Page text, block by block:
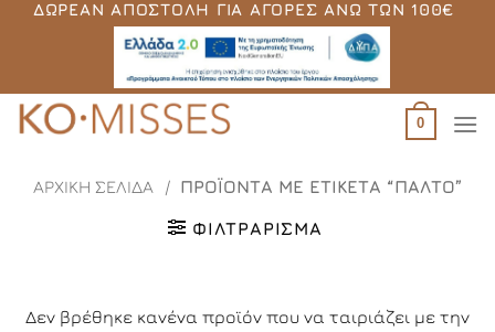
Μετάβαση
ΔΩΡΕΆΝ ΑΠΟΣΤΟΛΉ ΓΙΑ ΑΓΟΡΈΣ ΆΝΩ ΤΩΝ 100€
0
ΑΡΧΙΚΉ ΣΕΛΊΔΑ / ΠΡΟΪΌΝΤΑ ΜΕ ΕΤΙΚΈΤΑ “ΠΑΛΤΌ”
ΦΙΛΤΡΆΡΙΣΜΑ
Δεν βρέθηκε κανένα προϊόν που να ταιριάζει με την